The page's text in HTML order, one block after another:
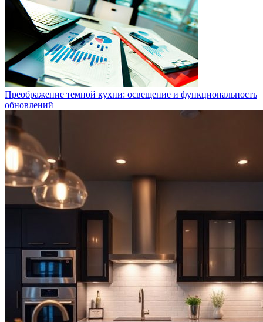
Преображение темной кухни: освещение и функциональность
обновлений